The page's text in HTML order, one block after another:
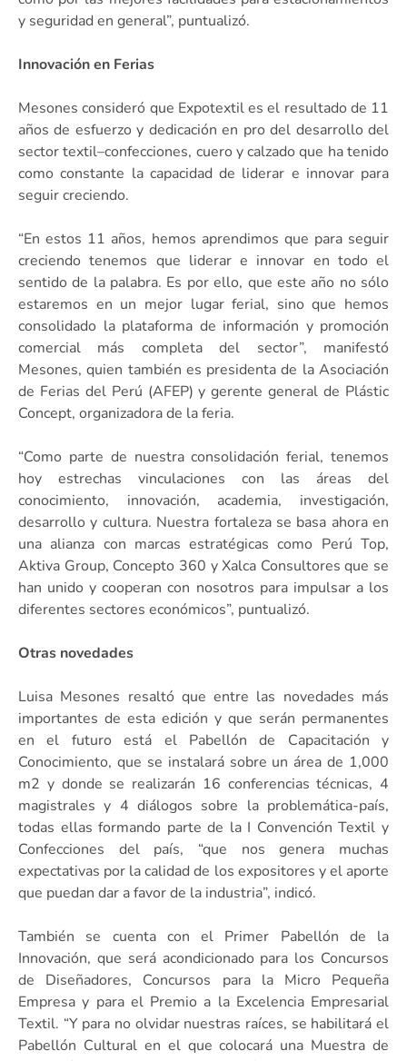
y seguridad en general”, puntualizó.
Innovación en Ferias
Mesones consideró que Expotextil es el resultado de 11
años de esfuerzo y dedicación en pro del desarrollo del
sector textil–confecciones, cuero y calzado que ha tenido
como constante la capacidad de liderar e innovar para
seguir creciendo.
“En estos 11 años, hemos aprendimos que para seguir
creciendo tenemos que liderar e innovar en todo el
sentido de la palabra. Es por ello, que este año no sólo
estaremos en un mejor lugar ferial, sino que hemos
consolidado la plataforma de información y promoción
comercial más completa del sector”, manifestó
Mesones, quien también es presidenta de la Asociación
de Ferias del Perú (AFEP) y gerente general de Plástic
Concept, organizadora de la feria.
“Como parte de nuestra consolidación ferial, tenemos
hoy estrechas vinculaciones con las áreas del
conocimiento, innovación, academia, investigación,
desarrollo y cultura. Nuestra fortaleza se basa ahora en
una alianza con marcas estratégicas como Perú Top,
Aktiva Group, Concepto 360 y Xalca Consultores que se
han unido y cooperan con nosotros para impulsar a los
diferentes sectores económicos”, puntualizó.
Otras novedades
Luisa Mesones resaltó que entre las novedades más
importantes de esta edición y que serán permanentes
en el futuro está el Pabellón de Capacitación y
Conocimiento, que se instalará sobre un área de 1,000
m2 y donde se realizarán 16 conferencias técnicas, 4
magistrales y 4 diálogos sobre la problemática-país,
todas ellas formando parte de la I Convención Textil y
Confecciones del país, “que nos genera muchas
expectativas por la calidad de los expositores y el aporte
que puedan dar a favor de la industria”, indicó.
También se cuenta con el Primer Pabellón de la
Innovación, que será acondicionado para los Concursos
de Diseñadores, Concursos para la Micro Pequeña
Empresa y para el Premio a la Excelencia Empresarial
Textil. “Y para no olvidar nuestras raíces, se habilitará el
Pabellón Cultural en el que colocará una Muestra de